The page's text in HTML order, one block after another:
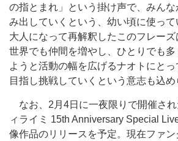
の指とまれ」という掛け声で、みん
み出していくという、幼い頃に使っ
大人になって再解釈したこのフレー
世界でも仲間を増やし、ひとりでも
ようと活動の幅を広げるナオトにと
目指し挑戦していくという意志も込め
なお、2月4日に一夜限りで開催さ
ィライミ 15th Anniversary Special
像作品のリリースを予定。現在ファ